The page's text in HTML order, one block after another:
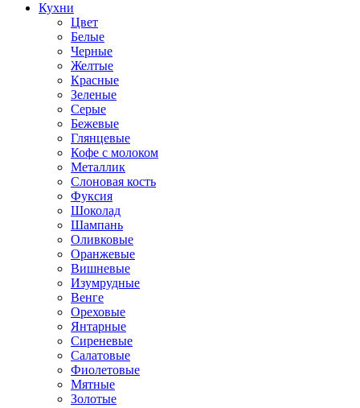
Кухни
Цвет
Белые
Черные
Желтые
Красные
Зеленые
Серые
Бежевые
Глянцевые
Кофе с молоком
Металлик
Слоновая кость
Фуксия
Шоколад
Шампань
Оливковые
Оранжевые
Вишневые
Изумрудные
Венге
Ореховые
Янтарные
Сиреневые
Салатовые
Фиолетовые
Мятные
Золотые